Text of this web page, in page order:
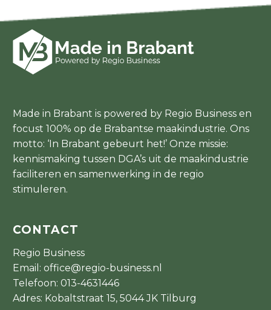
Made in Brabant is powered by Regio Business en
focust 100% op de Brabantse maakindustrie. Ons
motto: ‘In Brabant gebeurt het!’ Onze missie:
kennismaking tussen DGA’s uit de maakindustrie
faciliteren en samenwerking in de regio
stimuleren.
CONTACT
Regio Business
Email: office@regio-business.nl
Telefoon: 013-4631446
Adres: Kobaltstraat 15, 5044 JK Tilburg